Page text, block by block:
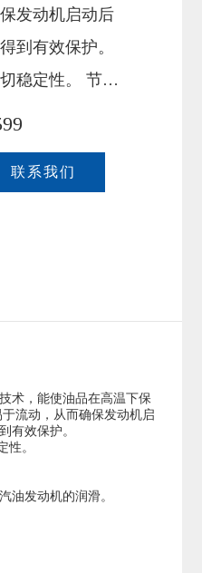
发动机启动后
到有效保护。
稳定性。 节省
联系我们
术，能使油品在高温下保
流动，从而确保发动机启
有效保护。
性。
油发动机的润滑。